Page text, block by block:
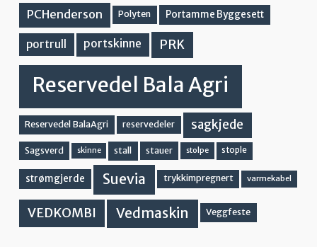
PCHenderson Polyten Portamme Byggesett
portrull portskinne PRK
Reservedel Bala Agri
Reservedel BalaAgri reservedeler sagkjede
Sagsverd skinne stall stauer stolpe stople
strømgjerde Suevia trykkimpregnert varmekabel
VEDKOMBI Vedmaskin Veggfeste